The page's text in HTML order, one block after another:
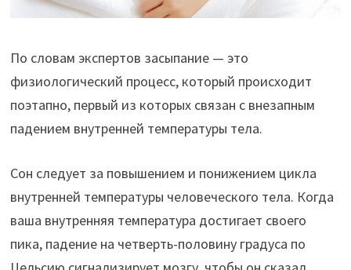
По словам экспертов засыпание — это
физиологический процесс, который происходит
поэтапно, первый из которых связан с внезапным
падением внутренней температуры тела.
Сон следует за повышением и понижением цикла
внутренней температуры человеческого тела. Когда
ваша внутренняя температура достигает своего
пика, падение на четверть-половину градуса по